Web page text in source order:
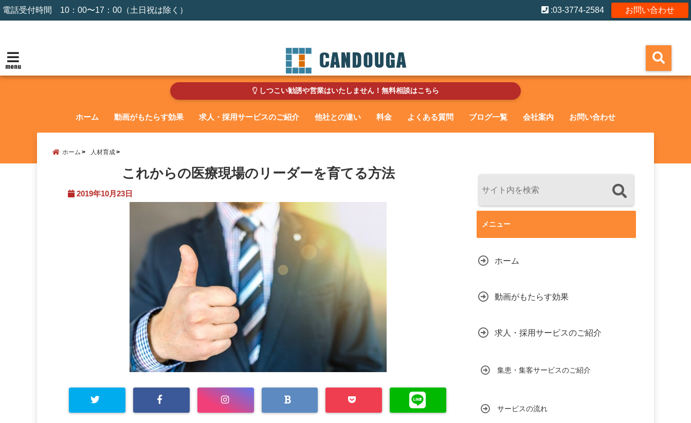
電話受付時間 10：00〜17：00（土日祝は除く） お問い合わせ
:03-3774-2584
menu
しつこい勧誘や営業はいたしません！無料相談はこちら
ホーム 動画がもたらす効果 求人・採用サービスのご紹介 他社との違い 料金 よくある質問 ブログ一覧 会社案内 お問い合わせ
ホーム 人材育成
これからの医療現場のリーダーを育てる方法
2019年10月23日
メニュー
ホーム
動画がもたらす効果
求人・採用サービスのご紹介
集患・集客サービスのご紹介
サービスの流れ